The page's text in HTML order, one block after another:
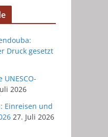
Druck gesetzt
2026
Einreisen und
27. Juli 2026